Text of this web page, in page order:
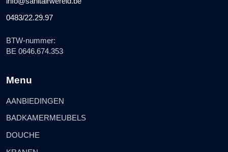
0483/22.29.97
BTW-nummer:
BE 0646.674.353
Menu
AANBIEDINGEN
BADKAMERMEUBELS
DOUCHE